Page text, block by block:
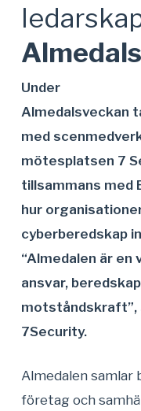
Under
Almedalsveckan
med
mötesplatsen 7
tillsammans med
hur
cyberberedskap
“Almedalen är en
ansvar,
motståndskraft”,
7Security.
Almedalen
företag och